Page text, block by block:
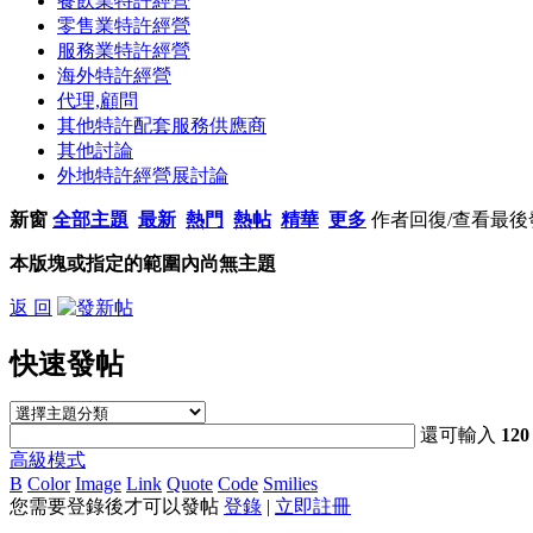
零售業特許經營
服務業特許經營
海外特許經營
代理,顧問
其他特許配套服務供應商
其他討論
外地特許經營展討論
新窗 全部主題 最新 熱門 熱帖 精華 更多 作者回復/查看最後
本版塊或指定的範圍內尚無主題
返 回
快速發帖
還可輸入 120
高級模式
B Color Image Link Quote Code Smilies
您需要登錄後才可以發帖 登錄 | 立即註冊